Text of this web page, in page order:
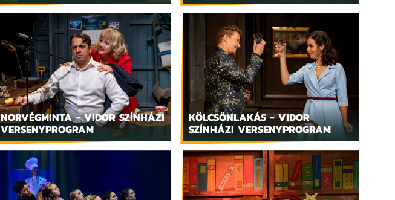
NORVÉGMINTA - VIDOR SZÍNHÁZI
VERSENYPROGRAM
KÖLCSÖNLAKÁS - VIDOR
SZÍNHÁZI VERSENYPROGRAM